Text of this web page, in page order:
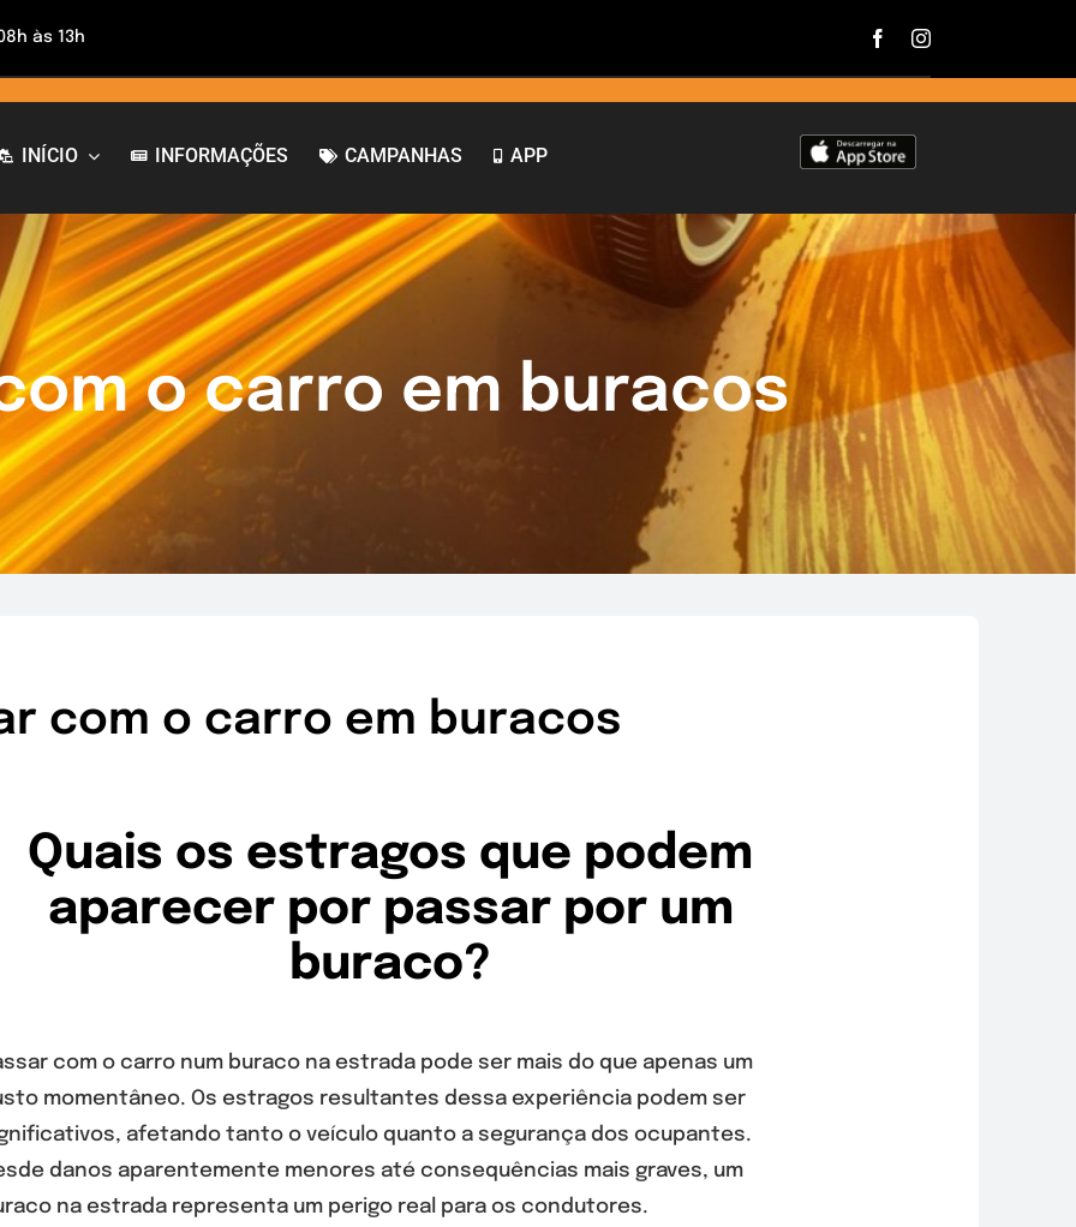
às 13h
INÍCIO INFORMAÇÕES CAMPANHAS APP
o carro em buracos
com o carro em buracos
Quais os estragos que podem
aparecer por passar por um
buraco?
com o carro num buraco na estrada pode ser mais do que apenas um
momentâneo. Os estragos resultantes dessa experiência podem ser
afetando tanto o veículo quanto a segurança dos ocupantes.
danos aparentemente menores até consequências mais graves, um
na estrada representa um perigo real para os condutores.